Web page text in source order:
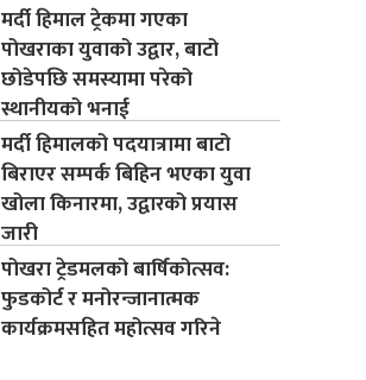
मर्दी हिमाल ट्रेकमा गएका
पोखराका युवाको उद्वार, बाटो
छोडेपछि समस्यामा परेको
स्थानीयको भनाई
मर्दी हिमालको पदयात्रामा बाटो
बिराएर सम्पर्क बिहिन भएका युवा
खोला किनारमा, उद्वारको प्रयास
जारी
पोखरा ट्रेडमलको बार्षिकोत्सव:
फुडकोर्ट र मनोरन्जानात्मक
कार्यक्रमसहित महोत्सव गरिने